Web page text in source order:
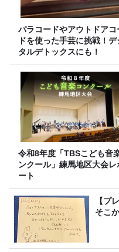
パラコードやアウトドアコ
ドを使った手芸に挑戦！デ
タルデトックスにも！
令和8年度「TBSこども音
ンクール」練馬地区大会レ
ート
【プ
そこ